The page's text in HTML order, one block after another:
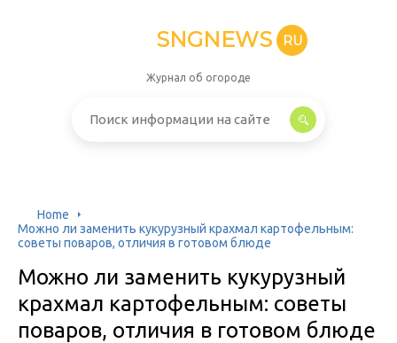
SNGNEWS RU
Журнал об огороде
Home
Можно ли заменить кукурузный крахмал картофельным:
советы поваров, отличия в готовом блюде
Можно ли заменить кукурузный
крахмал картофельным: советы
поваров, отличия в готовом блюде